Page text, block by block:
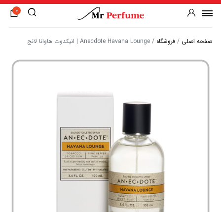
0
صفحه اصلی / فروشگاه / Anecdote Havana Lounge | انیکدوت هاوانا لانج